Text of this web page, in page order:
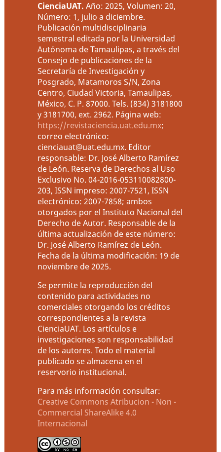
CienciaUAT. Año: 2025, Volumen: 20,
Número: 1, julio a diciembre.
Publicación multidisciplinaria
semestral editada por la Universidad
Autónoma de Tamaulipas, a través del
Consejo de publicaciones de la
Secretaría de Investigación y
Posgrado, Matamoros S/N, Zona
Centro, Ciudad Victoria, Tamaulipas,
México, C. P. 87000. Tels. (834) 3181800
y 3181700, ext. 2962. Página web:
https://revistaciencia.uat.edu.mx;
correo electrónico:
cienciauat@uat.edu.mx. Editor
responsable: Dr. José Alberto Ramírez
de León. Reserva de Derechos al Uso
Exclusivo No. 04-2016-053110082800-
203, ISSN impreso: 2007-7521, ISSN
electrónico: 2007-7858; ambos
otorgados por el Instituto Nacional del
Derecho de Autor. Responsable de la
última actualización de este número:
Dr. José Alberto Ramírez de León.
Fecha de la última modificación: 19 de
noviembre de 2025.
Se permite la reproducción del
contenido para actividades no
comerciales otorgando los créditos
correspondientes a la revista
CienciaUAT. Los artículos e
investigaciones son responsabilidad
de los autores. Todo el material
publicado se almacena en el
reservorio institucional.
Para más información consultar:
Creative Commons Atribucion - Non -
Commercial ShareAlike 4.0
Internacional